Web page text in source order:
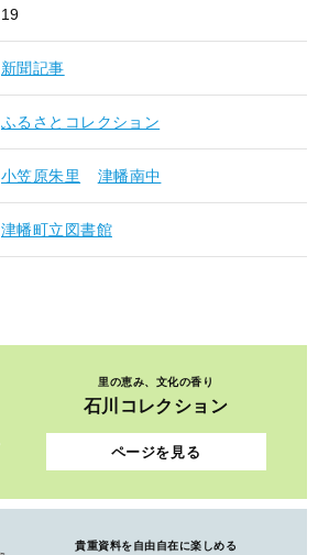
19
新聞記事
ふるさとコレクション
小笠原朱里 津幡南中
津幡町立図書館
里の恵み、文化の香り
石川コレクション
ページを見る
貴重資料を自由自在に楽しめる